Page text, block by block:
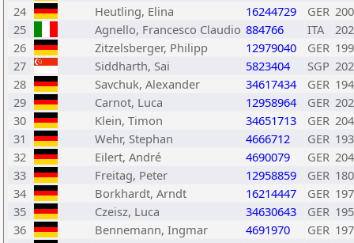
24
Heutling, Elina 16244729 GER
25
Agnello, Francesco Claudio 884766 ITA
26
Zitzelsberger, Philipp 12979040 GER
27
Siddharth, Sai 5823404 SGP
28
Savchuk, Alexander 34617434 GER
29
Carnot, Luca 12958964 GER
30
Klein, Timon 34651713 GER
31
Wehr, Stephan 4666712 GER
32
Eilert, André 4690079 GER
33
Freitag, Peter 12958859 GER
34
Borkhardt, Arndt 16214447 GER
35
Czeisz, Luca 34630643 GER
36
Bennemann, Ingmar 4691970 GER